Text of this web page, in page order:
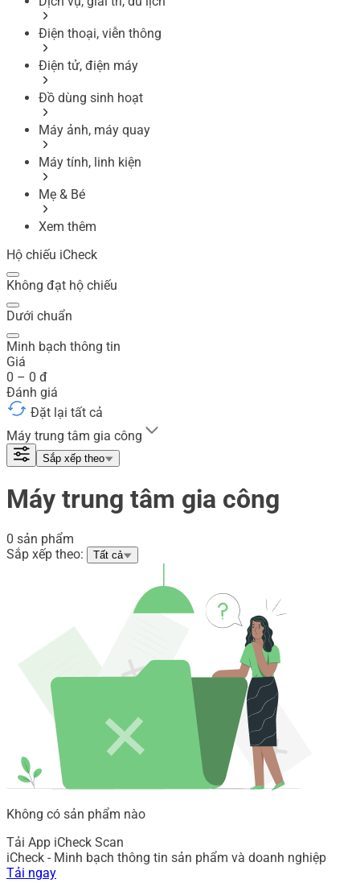
Điện thoại, viễn thông
Điện tử, điện máy
Đồ dùng sinh hoạt
Máy ảnh, máy quay
Máy tính, linh kiện
Mẹ & Bé
Xem thêm
Hộ chiếu iCheck
Không đạt hộ chiếu
Dưới chuẩn
Minh bạch thông tin
Giá
0 – 0 đ
Đánh giá
Đặt lại tất cả
Máy trung tâm gia công
Sắp xếp theo
Máy trung tâm gia công
0 sản phẩm
Sắp xếp theo:
Tất cả
Không có sản phẩm nào
Tải App iCheck Scan
iCheck - Minh bạch thông tin sản phẩm và doanh nghiệp
Tải ngay